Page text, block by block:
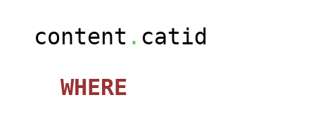
content . catid
WHERE